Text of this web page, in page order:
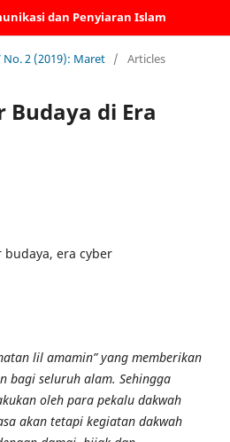
dan Penyiaran Islam
No. 2 (2019): Maret / Articles
di Era
budaya, era cyber
lil amamin” yang memberikan
bagi seluruh alam. Sehingga
oleh para pekalu dakwah
akan tetapi kegiatan dakwah